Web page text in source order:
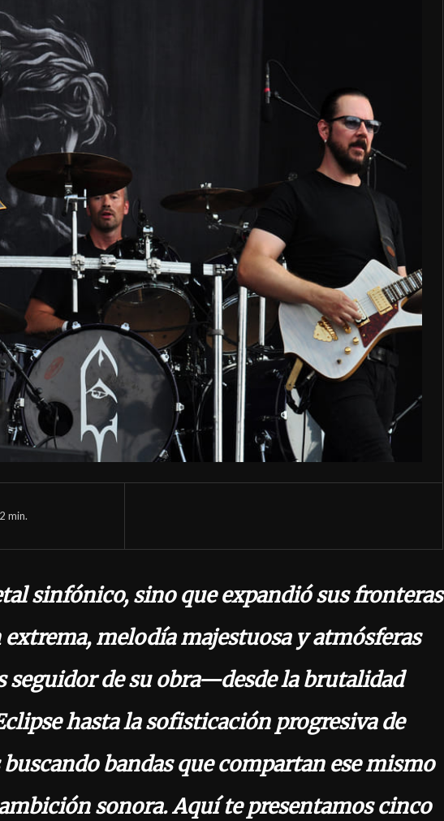
2 min.
sinfónico, sino que expandió sus fronteras
melodía majestuosa y atmósferas
seguidor de su obra—desde la brutalidad
hasta la sofisticación progresiva de
bandas que compartan ese mismo
sonora. Aquí te presentamos cinco